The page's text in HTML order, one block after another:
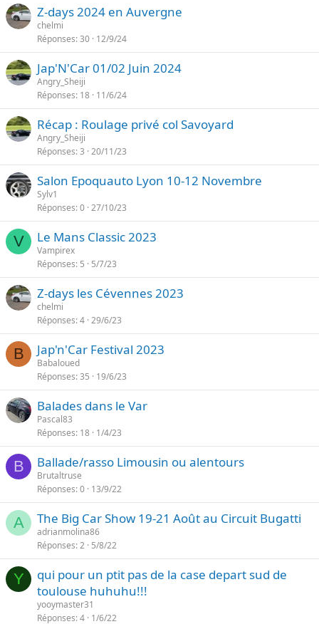
Z-days 2024 en Auvergne
chelmi
Réponses 30 12/9/24
Jap'N'Car 01/02 Juin 2024
Angry_Sheiji
Réponses 18 11/6/24
Récap : Roulage privé col Savoyard
Angry_Sheiji
Réponses 3 20/11/23
Salon Epoquauto Lyon 10-12 Novembre
Sylv1
Réponses 0 27/10/23
V Le Mans Classic 2023
Vampirex
Réponses 5 5/7/23
Z-days les Cévennes 2023
chelmi
Réponses 4 29/6/23
B Jap'n'Car Festival 2023
Babaloued
Réponses 35 19/6/23
Balades dans le Var
Pascal83
Réponses 18 1/4/23
B Ballade/rasso Limousin ou alentours
Brutaltruse
Réponses 0 13/9/22
A The Big Car Show 19-21 Août au Circuit Bugatti
adrianmolina86
Réponses 2 5/8/22
Y
qui pour un ptit pas de la case depart sud de
toulouse huhuhu!!!
yooymaster31
Réponses 4 1/6/22